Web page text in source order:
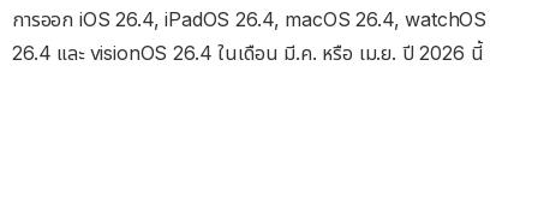
การออก iOS 26.4, iPadOS 26.4, macOS 26.4, watchOS
26.4 และ visionOS 26.4 ในเดือน มี.ค. หรือ เม.ย. ปี 2026 นี้